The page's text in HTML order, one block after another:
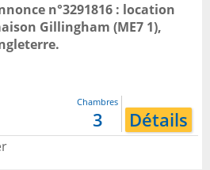
n°3291816 : location
Gillingham (ME7 1),
.
Chambres
3 Détails